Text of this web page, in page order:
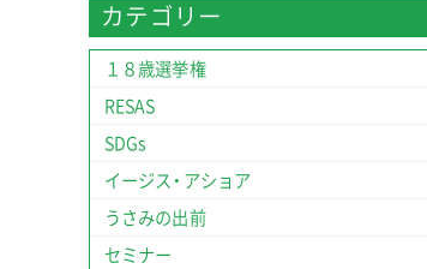
カテゴリー
１８歳選挙権
RESAS
SDGs
イージス・アショア
うさみの出前
セミナー